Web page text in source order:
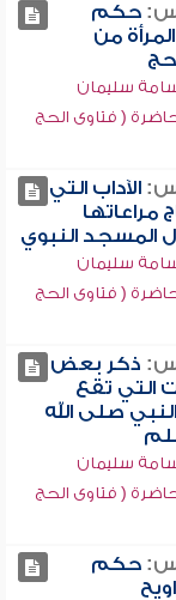
حكم
من
سليمان
( فتاوى الحج
الآداب التي
مراعاتها
المسجد النبوي
سليمان
( فتاوى الحج
ذكر بعض
التي تقع
صلى الله
سليمان
( فتاوى الحج
حكم